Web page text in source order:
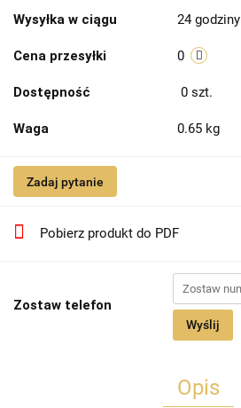
Wysyłka w ciągu 24 godziny
Cena przesyłki 0
Dostępność 0 szt.
Waga 0.65 kg
Zadaj pytanie
Pobierz produkt do PDF
Zostaw telefon
Wyślij
Opis